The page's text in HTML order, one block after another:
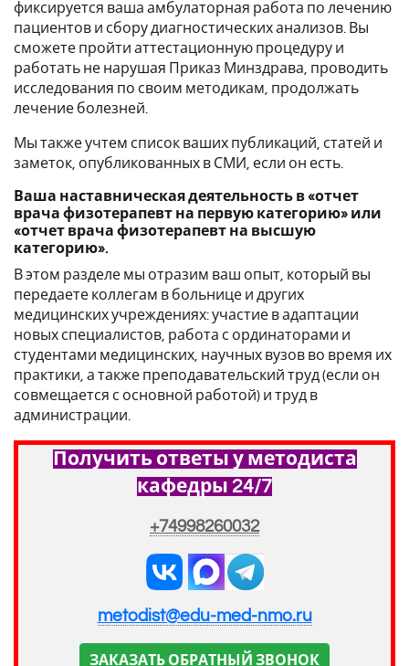
фиксируется ваша амбулаторная работа по лечению
пациентов и сбору диагностических анализов. Вы
сможете пройти аттестационную процедуру и
работать не нарушая Приказ Минздрава, проводить
исследования по своим методикам, продолжать
лечение болезней.
Мы также учтем список ваших публикаций, статей и
заметок, опубликованных в СМИ, если он есть.
Ваша наставническая деятельность в «отчет
врача физотерапевт на первую категорию» или
«отчет врача физотерапевт на высшую
категорию».
В этом разделе мы отразим ваш опыт, который вы
передаете коллегам в больнице и других
медицинских учреждениях: участие в адаптации
новых специалистов, работа с ординаторами и
студентами медицинских, научных вузов во время их
практики, а также преподавательский труд (если он
совмещается с основной работой) и труд в
администрации.
Получить ответы у методиста
кафедры 24/7
+74998260032
metodist@edu-med-nmo.ru
ЗАКАЗАТЬ ОБРАТНЫЙ ЗВОНОК